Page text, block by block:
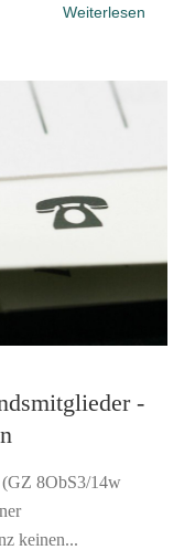
Weiterlesen
-
8ObS3/14w
keinen...